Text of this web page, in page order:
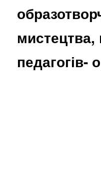
мистецтва,
педагогів-